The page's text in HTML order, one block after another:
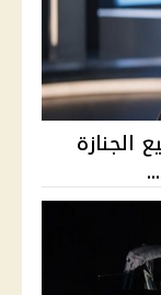
الجنازة